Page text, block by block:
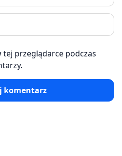
przeglądarce podczas
komentarz